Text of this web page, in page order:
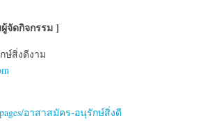
จัดกิจกรรม ]
ษ์สิ่งดีงาม
pages/อาสาสมัคร-อนุรักษ์สิ่งดี